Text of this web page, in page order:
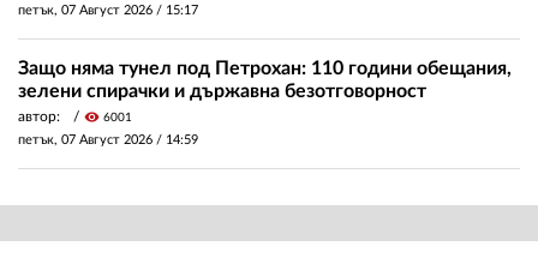
петък, 07 Август 2026 / 15:17
Защо няма тунел под Петрохан: 110 години обещания,
зелени спирачки и държавна безотговорност
автор: visibility 6001
петък, 07 Август 2026 / 14:59